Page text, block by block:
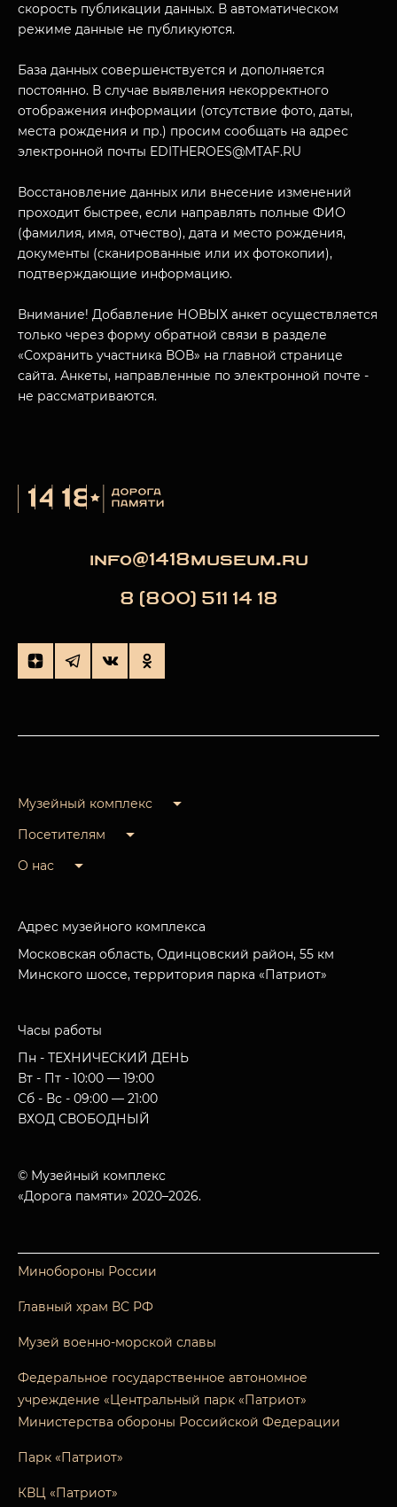
МУЗЕЙНЫЙ КОМПЛЕКС
ПОСЕТИТЕЛЯМ
О НАС
НАЗАД
скорость публикации данных. В автоматическом
режиме данные не публикуются.
База данных совершенствуется и дополняется
постоянно. В случае выявления некорректного
отображения информации (отсутствие фото, даты,
места рождения и пр.) просим сообщать на адрес
электронной почты EDITHEROES@MTAF.RU
Восстановление данных или внесение изменений
проходит быстрее, если направлять полные ФИО
(фамилия, имя, отчество), дата и место рождения,
документы (сканированные или их фотокопии),
подтверждающие информацию.
Внимание! Добавление НОВЫХ анкет осуществляется
только через форму обратной связи в разделе
«Сохранить участника ВОВ» на главной странице
сайта. Анкеты, направленные по электронной почте -
не рассматриваются.
info@1418museum.ru
8 (800) 511 14 18
Музейный комплекс
Посетителям
О нас
Адрес музейного комплекса
Московская область, Одинцовский район, 55 км
Минского шоссе, территория парка «Патриот»
Часы работы
Пн - ТЕХНИЧЕСКИЙ ДЕНЬ
Вт - Пт - 10:00 — 19:00
Сб - Вс - 09:00 — 21:00
ВХОД СВОБОДНЫЙ
© Музейный комплекс
«Дорога памяти» 2020–2026.
Минобороны России
Главный храм ВС РФ
Музей военно-морской славы
Федеральное государственное автономное
учреждение «Центральный парк «Патриот»
Министерства обороны Российской Федерации
Парк «Патриот»
КВЦ «Патриот»